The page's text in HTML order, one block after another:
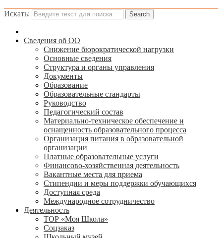
Искать:
Сведения об ОО
Снижение бюрократической нагрузки
Основные сведения
Структура и органы управления
Документы
Образование
Образовательные стандарты
Руководство
Педагогический состав
Материально-техническое обеспечение и
оснащенность образовательного процесса
Организация питания в образовательной
организации
Платные образовательные услуги
Финансово-хозяйственная деятельность
Вакантные места для приема
Стипендии и меры поддержки обучающихся
Доступная среда
Международное сотрудничество
Деятельность
ТОР «Моя Школа»
Соцзаказ